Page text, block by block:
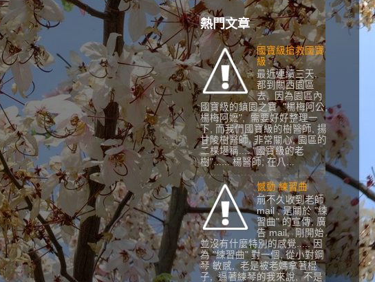
熱門文章
國寶級搶救國寶
級
最近連續三天,
都到關西園區
去, 因為園區內
國寶級的鎮園之寶 "楊梅阿公,
楊梅阿嬷", 需要好好整理一
下, 而我們國寶級的樹醫師, 揚
甘陵樹醫師, 非常關心, 園區的
二棵堪稱.... "國寶級的老
樹"...... 楊醫師, 在八...
憾動 練習曲
前不久收到老師
mail , 是關於 "練
習曲" 的宣傳, 廣
告 mail, 剛開始
並沒有什麼特別的感覺..... 因
為 "練習曲" 對一個, 從小對鋼
琴 敏感, 老是被老媽拿著棍
子, 逼著練琴的我來說, 不是